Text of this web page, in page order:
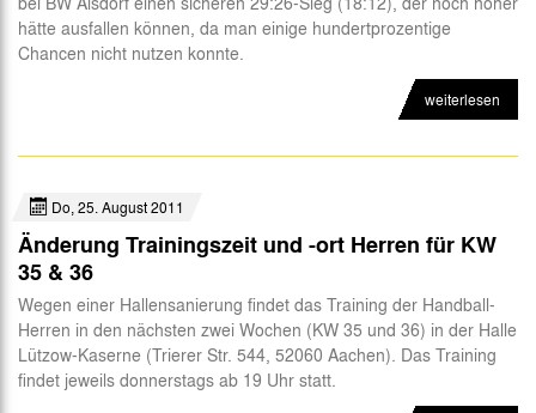
Fan-Infos
hätte ausfallen können, da man einige hundertprozentige
Chancen nicht nutzen konnte.
weiterlesen
Do, 25. August 2011
Änderung Trainingszeit und -ort Herren für KW
35 & 36
Wegen einer Hallensanierung findet das Training der Handball-
Herren in den nächsten zwei Wochen (KW 35 und 36) in der Halle
Lützow-Kaserne (Trierer Str. 544, 52060 Aachen). Das Training
findet jeweils donnerstags ab 19 Uhr statt.